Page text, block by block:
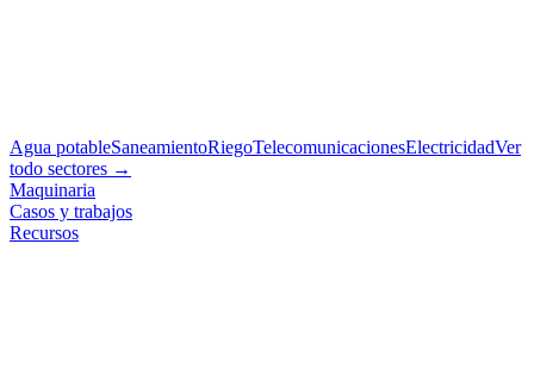
Agua potableSaneamientoRiegoTelecomunicacionesElectricidadVer
todo sectores →
Maquinaria
Casos y trabajos
Recursos